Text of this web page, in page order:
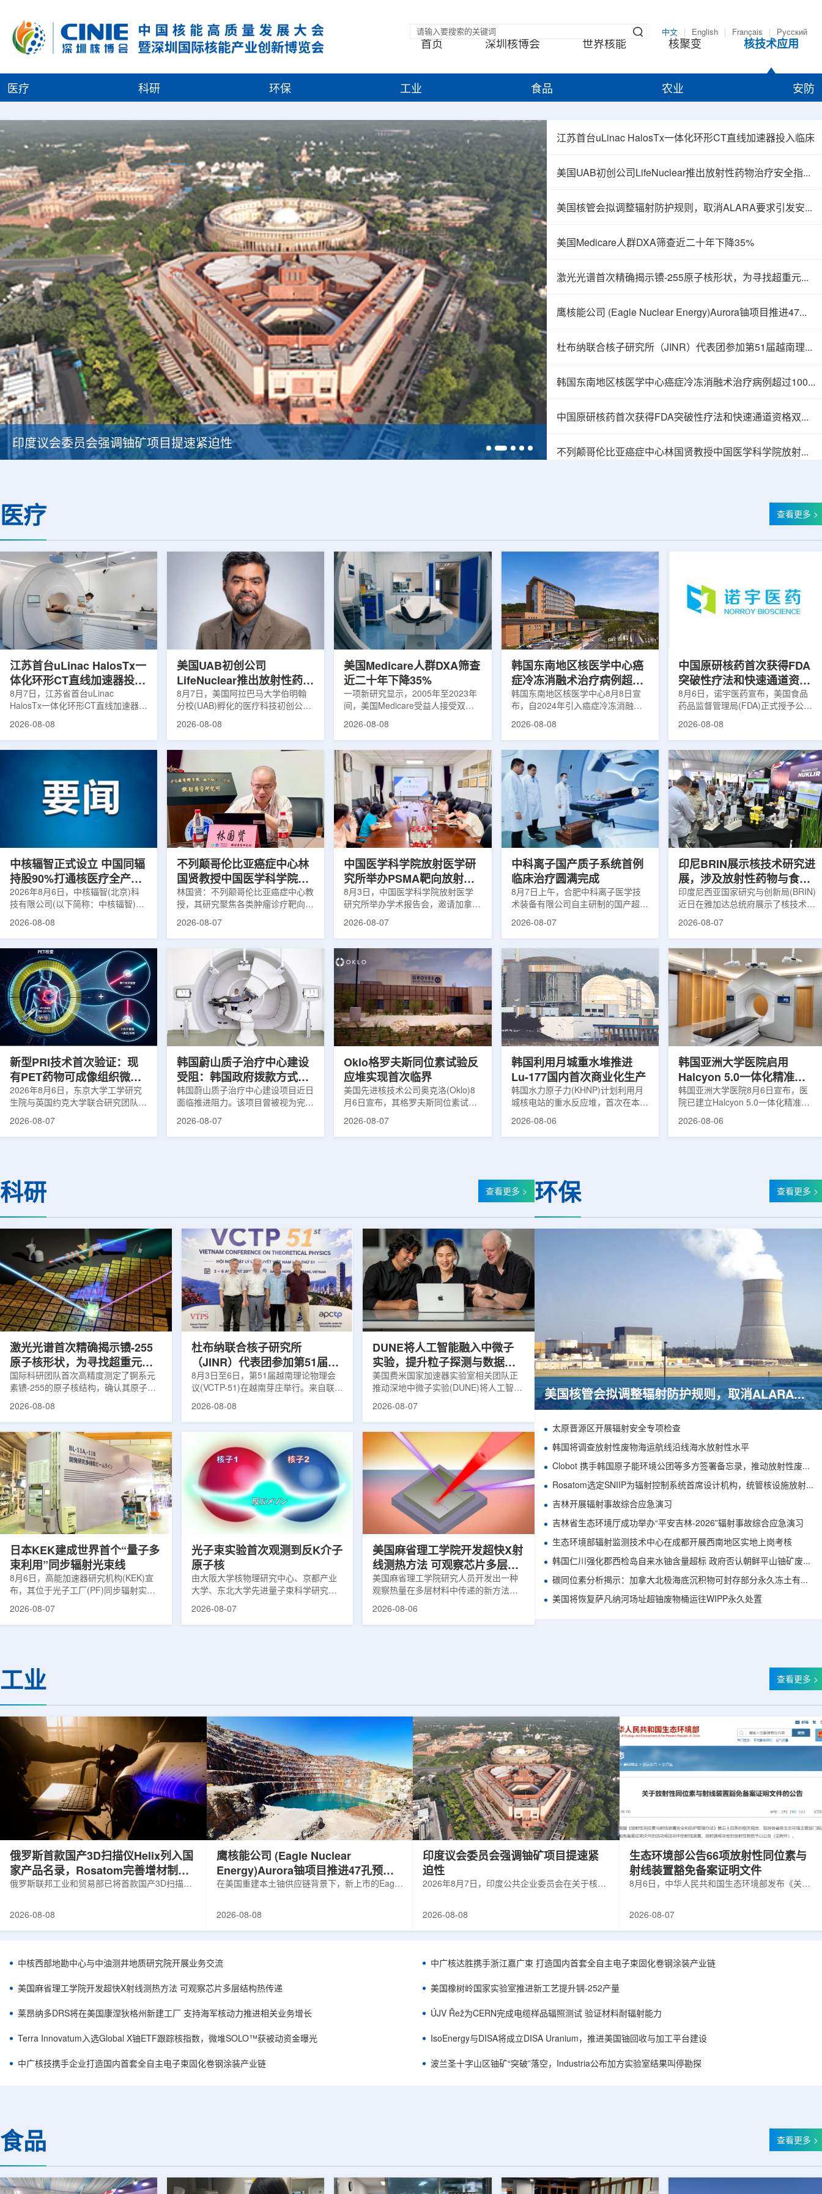
中文 English Français Русский
首页 深圳核博会 世界核能 核聚变 核技术应用
医疗 科研 环保 工业 食品 农业 安防
印度议会委员会强调铀矿项目提速紧迫性 中核辐智正式设立 中国同辐持股90%打通核医
江苏首台uLinac HalosTx一体化环形CT直线加速器投入临床
美国UAB初创公司LifeNuclear推出放射性药物治疗安全指导平台TheraGuide
美国核管会拟调整辐射防护规则，取消ALARA要求引发安全争议
美国Medicare人群DXA筛查近二十年下降35%
激光光谱首次精确揭示镄-255原子核形状，为寻找超重元素提供新线索
鹰核能公司 (Eagle Nuclear Energy)Aurora铀项目推进47孔预可研钻探
杜布纳联合核子研究所（JINR）代表团参加第51届越南理论物理会议
韩国东南地区核医学中心癌症冷冻消融术治疗病例超过100例
中国原研核药首次获得FDA突破性疗法和快速通道资格双重认定
不列颠哥伦比亚癌症中心林国贤教授中国医学科学院放射医学研究所开展学术交流
医疗 查看更多 >
江苏首台uLinac HalosTx一
体化环形CT直线加速器投入
临床
8月7日，江苏省首台uLinac
HalosTx一体化环形CT直线加速器在
南京医科大学第三附属医院(常州二
疗是肿瘤治疗的重要方式之一。传统
分体式放疗流程中，患者通常需要在
CT室与治疗室之间转运，治疗计划
也多依据此前采集的静态影像制定。
2026-08-08
美国UAB初创公司
LifeNuclear推出放射性药物
治疗安全指导平台
TheraGuide
8月7日，美国阿拉巴马大学伯明翰
分校(UAB)孵化的医疗科技初创公司
LifeNuclear宣布推出数字化平台
遵循辐射安全指导。放射性药物疗法
通过使用放射性药物靶向癌细胞，在
尽量减少周围健康组织损伤的同时发
挥治疗作用。随着该疗法应用范围扩
大，患者在治疗后通常需要阅读并执
行较为复杂的书面说明，这对部分患
者和护理人员而言存在理解和操作难
度。雷莫·乔治博士LifeNuclear由
2026-08-08
美国Medicare人群DXA筛查
近二十年下降35%
一项新研究显示，2005年至2023年
间，美国Medicare受益人接受双能X
射线吸收测定(DXA)检查的比例明显
果提示，不同人群之间的筛查可及性
差异正在扩大。研究人员分析了超过
500万名Medicare受益人的理赔数
据。结果显示，DXA使用率从2005
年的每10万名受益人7255次，下降
至2023年的每10万名受益人4690
次。相关研究已发表于
《Osteoporosis International》。下
2026-08-08
韩国东南地区核医学中心癌
症冷冻消融术治疗病例超过
100例
韩国东南地区核医学中心8月8日宣
布，自2024年引入癌症冷冻消融术
以来，中心已完成超过100例相关手
法。治疗过程中，医生在CT或超声
成像引导下，将细治疗针精准插入肿
瘤部位，通过零下40摄氏度或更低
的超低温冷冻病灶，使癌细胞发生坏
死。由于低温冷冻本身具有一定麻醉
作用，该技术有助于减轻患者疼痛，
减少对周围正常组织的损伤，并促进
术后较快恢复。据该中心介绍，目前
2026-08-08
中国原研核药首次获得FDA
突破性疗法和快速通道资格
双重认定
8月6日，诺宇医药宣布，美国食品
药品监督管理局(FDA)正式授予公司
自主研发的68Ga-NYM096突破性疗
认定(Fast Track Designation,
FTD)。这是原研核药领域中国首个
获得美国 FDA 突破性疗法认定、首
个同时获得 FDA 突破性疗法与快速
通道双项认定的产品，创造了核药领
域里程碑式突破。68Ga-NYM096是
一款特异性结合CAⅨ的肾癌小分子
诊断核药，适用于疑似或确认转移性
2026-08-08
中核辐智正式设立 中国同辐
持股90%打通核医疗全产业
链
2026年8月6日，中核辐智(北京)科
技有限公司(以下简称：中核辐智)正
式设立。公司由中国同辐股份有限公
创)共同出资组建，中国同辐持股
90%，中核浙创持股10%。中核辐智
将承接中国同辐核医学发展中心业
务，锚定智慧核医疗赛道深耕布局。
公司以智慧核医学物联系统为核心载
体，打通核医疗全产业链条，构建智
慧核医学系统+核药+装备+服务协同
发展模式，推动业务从单一产品供给
2026-08-08
不列颠哥伦比亚癌症中心林
国贤教授中国医学科学院放
射医学研究所开展学术交流
林国贤：不列颠哥伦比亚癌症中心教
授，其研究聚焦各类肿瘤诊疗靶向放
射性药物开发，迄今已主导/参与发
完成自研7款放射性药物的临床转
化，用于多种肿瘤诊疗。报告会上，
林国贤教授基于其团队多年的前沿探
索，系统梳理了针对前列腺癌靶点
PSMA的核药相关研究进展：一是F-
18标记PSMA靶向PET显像剂的分子
设计与临床优势;二是通过理性优化
分子结构，大幅提高Lu-177标记治
2026-08-07
中国医学科学院放射医学研
究所举办PSMA靶向放射性
药物学术报告会
8月3日，中国医学科学院放射医学
研究所举办学术报告会，邀请加拿大
温哥华不列颠哥伦比亚癌症中心林国
性药物开发》的学术报告。报告会采
取线上线下结合方式举行，放射所部
分科研人员和研究生参加。林国贤教
授长期从事肿瘤诊疗靶向放射性药物
开发研究，已主导或参与发表135余
篇同行评议期刊论文，提交30余项
放射性药物相关专利申请，并完成7
款自研放射性药物的临床转化，应用
2026-08-07
中科离子国产质子系统首例
临床治疗圆满完成
8月7日上午，合肥中科离子医学技
术装备有限公司自主研制的国产超导
回旋质子治疗系统，在合肥离子医学
治疗系统的重要突破。本例受试者为
肺癌患者。试验所用的超导质子治疗
系统，搭载中科离子自主研发的
SC240超导回旋加速器，具有超大照
射野、360°全周束流配送能力。治
疗全程依托多模融合4D图像引导精
准定位，能实现动态适配、精准治
疗。设备运行平稳低噪，治疗控制软
2026-08-07
印尼BRIN展示核技术研究进
展，涉及放射性药物与食品
辐照应用
印度尼西亚国家研究与创新局(BRIN)
近日在雅加达总统府展示了核技术研
究成果。BRIN局长阿里夫·萨特里亚
粮食和健康等领域。在健康领域，
BRIN正在开发用于核医学的放射性
药物。这类药物含有放射性物质，可
用于癌症诊断和治疗。阿里夫表示，
放射性药物研发对癌症识别和治疗具
有重要意义。在食品领域，BRIN将
核技术用于食品保鲜，重点包括出口
水果的辐照处理。阿里夫介绍，一些
2026-08-07
新型PRI技术首次验证：现
有PET药物可成像组织微环
境
2026年8月6日，东京大学工学研究
生院与英国约克大学联合研究团队宣
布，已建立一种利用正电子三光子衰
衰变的下一代核医学成像概念图目前
临床PET扫描主要利用正电子双光子
程度相关的微环境信息捕捉有限。...
2026-08-07
韩国蔚山质子治疗中心建设
受阻：韩国政府拨款方式调
整影响项目推进
韩国蔚山质子治疗中心建设项目近日
面临推进阻力。该项目曾被视为完善
韩国东南部区域癌症治疗体系的关键
中心，构建癌症患者可在区域内完成
手术...
2026-08-07
Oklo格罗夫斯同位素试验反
应堆实现首次临界
美国先进核技术公司奥克洛(Oklo)8
月6日宣布，其格罗夫斯同位素试验
反应堆已在低功率状态下实现可控自
工程建设、组件制造或采购、燃料配
置及...
2026-08-07
韩国利用月城重水堆推进
Lu-177国内首次商业化生产
韩国水力原子力(KHNP)计划利用月
城核电站的重水反应堆，首次在本土
生产用于癌症治疗的放射性同位素
元化的供应链并缩短运输时间。此次
计划的首要目标是实现镥-177的商业
后，韩国水力原子力还将扩大生产范
围至钴...
2026-08-06
韩国亚洲大学医院启用
Halcyon 5.0一体化精准放
射治疗方案
韩国亚洲大学医院8月6日宣布，医
院已建立Halcyon 5.0一体化精准放
射治疗解决方案，并开始全面用于患
Halcyon系统软件5.0版本为基础，集
成高分辨率锥形束CT成像系统
射治疗系统IDENTIFY。亚洲大学医
院表示，该院是韩国首...
2026-08-06
科研 查看更多 >
激光光谱首次精确揭示镄-255
原子核形状，为寻找超重元素
提供新线索
国际科研团队首次高精度测定了锕系元
素镄-255的原子核结构，确认其原子核
美因茨约翰内斯·古腾堡大学、亥姆霍兹
美因茨研究所、瑞典哥德堡大学等18家
机构合作完成。研究结果不仅修正了以
往标准数据表中部分不合理的核性质数
值，也为现代原子核理论模型提供了关
键实验验证。镄是自然界中不存在的人
工合成重元素，镄-255含有100个质子
和155个中子，实验获取极为困难。研究
团...
2026-08-08
杜布纳联合核子研究所
（JINR）代表团参加第51届越
南理论物理会议
8月3日至6日，第51届越南理论物理会
议(VCTP-51)在越南芽庄举行。来自联合
南、德国、印度、中国、巴基斯坦、俄
罗斯、台湾、菲律宾和日本等国家和地
区的170余名学者开展交流。本届会议议
题覆盖高能物理、核物理、凝聚态物理
和宇宙学等多个理论物理前沿方向，同
时涉及超越标准模型物理、分子物理、
量子光学与量子信息、生物材料和生物
分子等交叉研究领域。广泛的议程...
2026-08-08
DUNE将人工智能融入中微子
实验，提升粒子探测与数据处
理能力
美国费米国家加速器实验室相关团队正
推动深地中微子实验(DUNE)将人工智能
互作用识别、事件分类和探测器管理能
力。DUNE位于长基线中微子设施，目
前已开始安装大型中微子探测器模块的
结构元件。该实验由近探测器和远探测
器组成：近探测器位于费米实验室，远
探测器设在南达科他州桑福德地下研究
设施地下约1英里处。两个探测器都将采
用液氩时间投影室技术，用于记录中微
2026-08-07
日本KEK建成世界首个“量子多
束利用”同步辐射光束线
8月6日，高能加速器研究机构(KEK)宣
布，其位于光子工厂(PF)同步辐射实验
装置的BL-11A和BL-11B光束线已建成世
心的同步辐射装置组成，定位为科研和
教育基础设施。新光束线的主要特点在
观...
2026-08-07
光子束实验首次观测到反K介子
原子核
由大阪大学核物理研究中心、京都产业
大学、东北大学先进量子束科学研究中
心、高丽大学、岐阜大学、中国近代物
射设施SP...
2026-08-07
美国麻省理工学院开发超快X射
线测热方法 可观察芯片多层结
构热传递
美国麻省理工学院研究人员开发出一种
观察热量在多层材料中传递的新方法，
可用于精确测量计算机芯片等电子器件
2026-08-06
环保 查看更多 >
美国核管会拟调整辐射防护规则，取消ALARA要求引发安全争议
太原晋源区开展辐射安全专项检查
韩国将调查放射性废物海运航线沿线海水放射性水平
Clobot 携手韩国原子能环境公团等多方签署备忘录，推动放射性废物安全管理多机型机器人示范
Rosatom选定SNIIP为辐射控制系统首席设计机构，统管核设施放射仪表标准化与进口替代保障
吉林开展辐射事故综合应急演习
吉林省生态环境厅成功举办“平安吉林-2026”辐射事故综合应急演习
生态环境部辐射监测技术中心在成都开展西南地区实地上岗考核
韩国仁川强化郡西检岛自来水铀含量超标 政府否认朝鲜平山铀矿废水影响
碳同位素分析揭示：加拿大北极海底沉积物可封存部分永久冻土有机碳
美国将恢复萨凡纳河场址超铀废物桶运往WIPP永久处置
工业 查看更多 >
俄罗斯首款国产3D扫描仪Helix列入国
家产品名录，Rosatom完善增材制造
技术链
俄罗斯联邦工业和贸易部已将首款国产3D扫描仪
完成。至此，Helix成为俄罗斯首款、也是目前唯
RangeVision Helix由俄罗斯国家原子能公司增材
制造合作伙伴RangeVision研发制造。自2025年
以来，该公司成为唯一纳入俄罗斯国家原子能公
司增材制造生态系统的俄罗斯3D扫描...
2026-08-08
鹰核能公司 (Eagle Nuclear
Energy)Aurora铀项目推进47孔预可
研钻探
在美国重建本土铀供应链背景下，新上市的Eagle
1300标准含indicated资源3275万磅、inferred
孔、总进尺约2.7万英尺的预可研钻探，待联邦与
州审批通过后开工，预计2027年下半年完成预可
研。技术端近期增补Yukuskokon Professional
Services，并扩大与BBA USA、SLR I...
2026-08-08
印度议会委员会强调铀矿项目提速紧
迫性
2026年8月7日，印度公共企业委员会在关于核电
建项目将产量翻倍，但委员会认为该时间表偏晚
将拉长进口燃料战略敏感期。目前PHWR机组约
25GWe年需U3O8约5400吨，UCIL仅能满足约
30%，须靠加速国产与多元化供应降低进口依
赖。委员会支持UCIL与NTPC组建合资企业参股
海外铀...
2026-08-08
生态环境部公告66项放射性同位素与
射线装置豁免备案证明文件
8月6日，中华人民共和国生态环境部发布《关于
将各省级生态环境主管部门报送的、已获得豁免
置、放射源或非密封放射性物质予以公告。随公
告发布的汇总表共列出66项备案记录，涉及山
2026-08-07
中核西部地勘中心与中油测井地质研究院开展业务交流
美国麻省理工学院开发超快X射线测热方法 可观察芯片多层结构热传递
莱昂纳多DRS将在美国康涅狄格州新建工厂 支持海军核动力推进相关业务增长
Terra Innovatum入选Global X铀ETF跟踪核指数，微堆SOLO™获被动资金曝光
中广核技携手企业打造国内首套全自主电子束固化卷钢涂装产业链
中广核达胜携手浙江嘉广束 打造国内首套全自主电子束固化卷钢涂装产业链
美国橡树岭国家实验室推进新工艺提升锎-252产量
ÚJV Řež为CERN完成电缆样品辐照测试 验证材料耐辐射能力
IsoEnergy与DISA将成立DISA Uranium，推进美国铀回收与加工平台建设
波兰圣十字山区铀矿“突破”落空，Industria公布加方实验室结果叫停勘探
食品 查看更多 >